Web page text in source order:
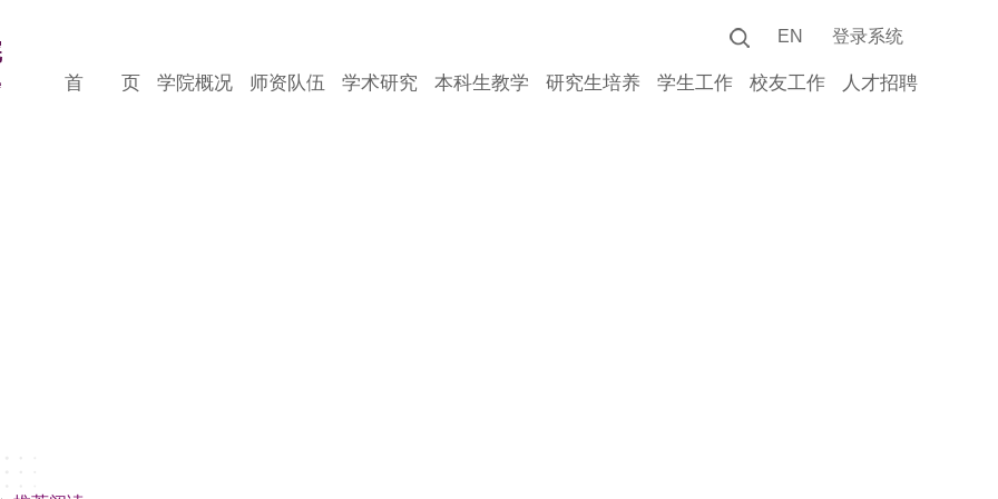
EN 登录系统
首 页 学院概况 师资队伍 学术研究 本科生教学 研究生培养 学生工作 校友工作 人才招聘